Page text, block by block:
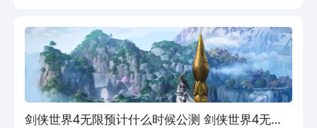
剑侠世界4无限预计什么时候公测 剑侠世界4无限